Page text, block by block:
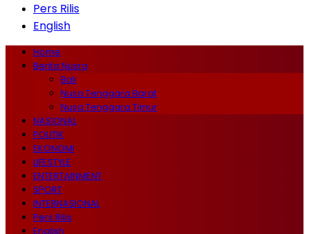
Pers Rilis
English
Home
Berita Nusra
Bali
Nusa Tenggara Barat
Nusa Tenggara Timur
NASIONAL
POLITIK
EKONOMI
LIFESTYLE
ENTERTAINMENT
SPORT
INTERNASIONAL
Pers Rilis
English